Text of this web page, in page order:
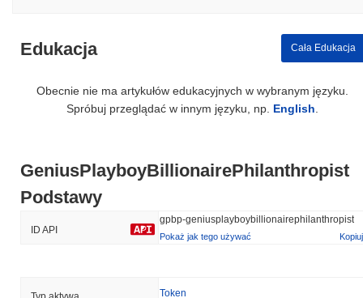
Edukacja Cała Edukacja
Obecnie nie ma artykułów edukacyjnych w wybranym języku.
Spróbuj przeglądać w innym języku, np. English
GeniusPlayboyBillionairePhilanthropist
Podstawy
ID API
gpbp-geniusplayboybillionairephilanthropist
Kopiuj
Pokaż jak tego używać
Token